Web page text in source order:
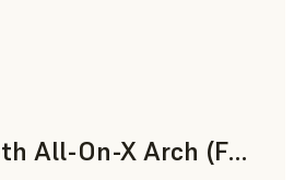
Premium Teeth All-On-X Arch (Form 4)